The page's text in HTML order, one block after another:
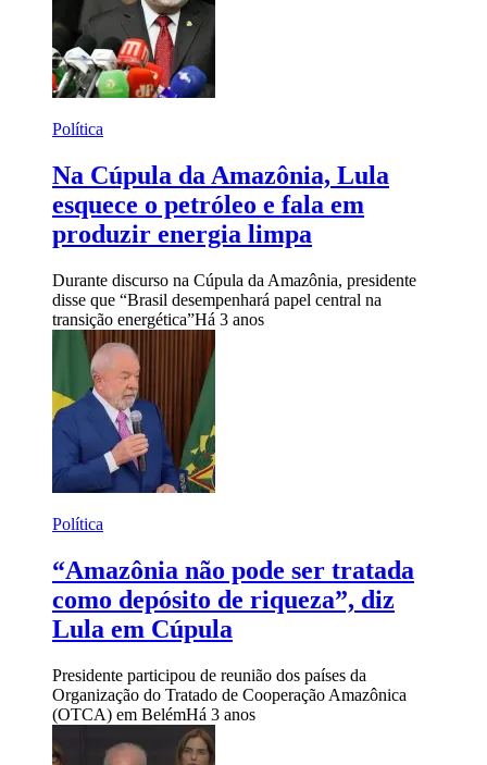
Política
Na Cúpula da Amazônia, Lula
esquece o petróleo e fala em
produzir energia limpa
Durante discurso na Cúpula da Amazônia, presidente
disse que “Brasil desempenhará papel central na
transição energética”Há 3 anos
Política
“Amazônia não pode ser tratada
como depósito de riqueza”, diz
Lula em Cúpula
Presidente participou de reunião dos países da
Organização do Tratado de Cooperação Amazônica
(OTCA) em BelémHá 3 anos